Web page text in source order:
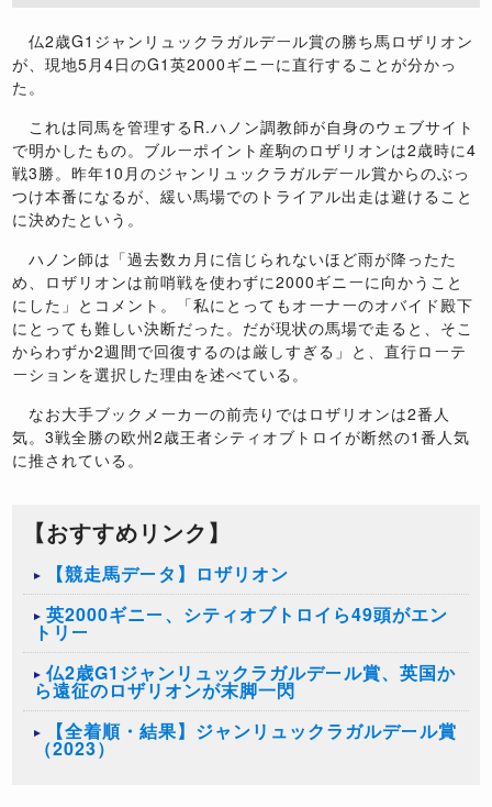
仏2歳G1ジャンリュックラガルデール賞の勝ち馬ロザリオン
が、現地5月4日のG1英2000ギニーに直行することが分かっ
た。
これは同馬を管理するR.ハノン調教師が自身のウェブサイト
で明かしたもの。ブルーポイント産駒のロザリオンは2歳時に4
戦3勝。昨年10月のジャンリュックラガルデール賞からのぶっ
つけ本番になるが、緩い馬場でのトライアル出走は避けること
に決めたという。
ハノン師は「過去数カ月に信じられないほど雨が降ったた
め、ロザリオンは前哨戦を使わずに2000ギニーに向かうこと
にした」とコメント。「私にとってもオーナーのオバイド殿下
にとっても難しい決断だった。だが現状の馬場で走ると、そこ
からわずか2週間で回復するのは厳しすぎる」と、直行ローテ
ーションを選択した理由を述べている。
なお大手ブックメーカーの前売りではロザリオンは2番人
気。3戦全勝の欧州2歳王者シティオブトロイが断然の1番人気
に推されている。
【おすすめリンク】
【競走馬データ】ロザリオン
英2000ギニー、シティオブトロイら49頭がエン
トリー
仏2歳G1ジャンリュックラガルデール賞、英国か
ら遠征のロザリオンが末脚一閃
【全着順・結果】ジャンリュックラガルデール賞
（2023）